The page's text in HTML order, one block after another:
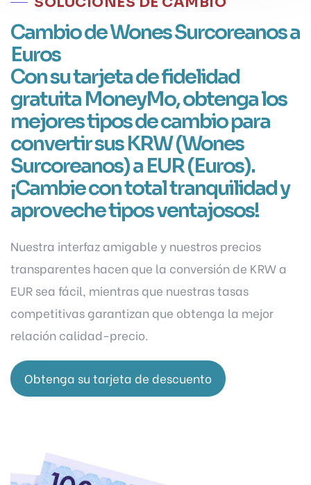
Cambio de Wones Surcoreanos a
Euros
Con su tarjeta de fidelidad
gratuita MoneyMo, obtenga los
mejores tipos de cambio para
convertir sus KRW (Wones
Surcoreanos) a EUR (Euros).
¡Cambie con total tranquilidad y
aproveche tipos ventajosos!
Nuestra interfaz amigable y nuestros precios
transparentes hacen que la conversión de KRW a
EUR sea fácil, mientras que nuestras tasas
competitivas garantizan que obtenga la mejor
relación calidad-precio.
Obtenga su tarjeta de descuento